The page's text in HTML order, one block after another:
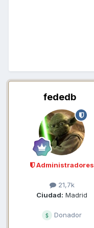
fededb
Administradores
21,7k
Ciudad: Madrid
Donador